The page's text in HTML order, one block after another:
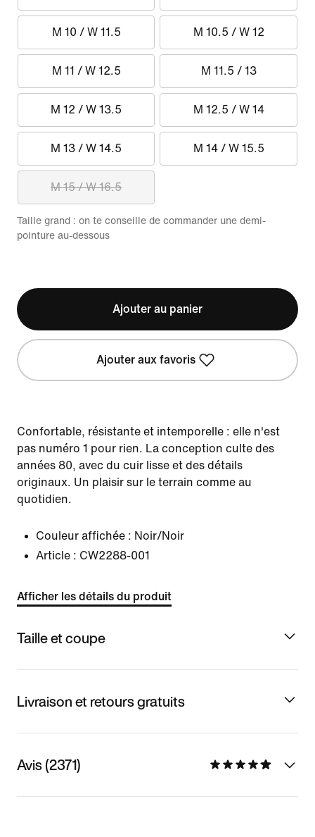
M 10 / W 11.5 M 10.5 / W 12
M 11 / W 12.5 M 11.5 / 13
M 12 / W 13.5 M 12.5 / W 14
M 13 / W 14.5 M 14 / W 15.5
M 15 / W 16.5
Taille grand : on te conseille de commander une demi-
pointure au-dessous
Ajouter au panier
Ajouter aux favoris
Confortable, résistante et intemporelle : elle n'est
pas numéro 1 pour rien. La conception culte des
années 80, avec du cuir lisse et des détails
originaux. Un plaisir sur le terrain comme au
quotidien.
Couleur affichée : Noir/Noir
Article : CW2288-001
Afficher les détails du produit
Taille et coupe
Livraison et retours gratuits
Avis (2371)